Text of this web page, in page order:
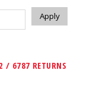
/ 6787 RETURNS